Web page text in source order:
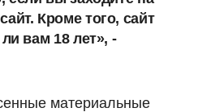
Кроме того, сайт
вам 18 лет», -
материальные